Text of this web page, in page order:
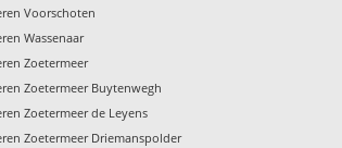
Voorschoten
Wassenaar
Zoetermeer
Zoetermeer Buytenwegh
Zoetermeer de Leyens
Zoetermeer Driemanspolder